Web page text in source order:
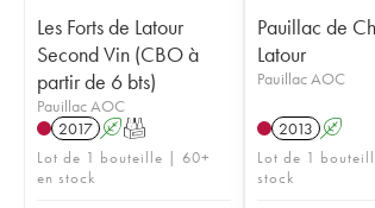
Les Forts de Latour
Second Vin (CBO à
partir de 6 bts)
Pauillac AOC
2017 AT
Lot de 1 bouteille | 60+
en stock
Pauillac de
Latour
Pauillac AOC
2013 A
Lot de 1
stock